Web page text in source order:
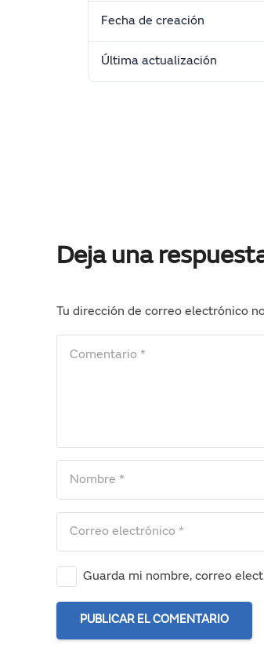
Fecha de creación
Última actualización
Deja una
Tu dirección de correo electrónico
Guarda mi nombre, correo
PUBLICAR EL COMENTARIO